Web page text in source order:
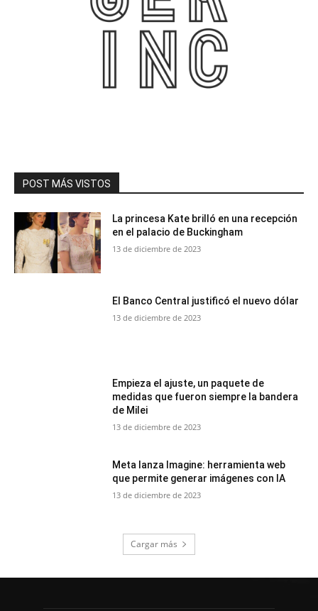
POST MÁS VISTOS
La princesa Kate brilló en una recepción
en el palacio de Buckingham
13 de diciembre de 2023
El Banco Central justificó el nuevo dólar
13 de diciembre de 2023
Empieza el ajuste, un paquete de
medidas que fueron siempre la bandera
de Milei
13 de diciembre de 2023
Meta lanza Imagine: herramienta web
que permite generar imágenes con IA
13 de diciembre de 2023
Cargar más